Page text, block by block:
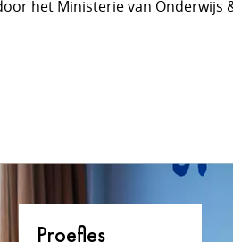
het Ministerie van Onderwijs
Proefles